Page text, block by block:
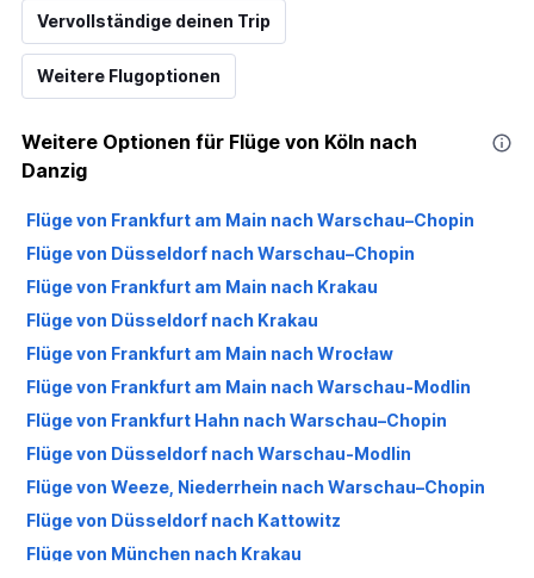
Vervollständige deinen Trip
Weitere Flugoptionen
Weitere Optionen für Flüge von Köln nach
Danzig
Flüge von Frankfurt am Main nach Warschau–Chopin
Flüge von Düsseldorf nach Warschau–Chopin
Flüge von Frankfurt am Main nach Krakau
Flüge von Düsseldorf nach Krakau
Flüge von Frankfurt am Main nach Wrocław
Flüge von Frankfurt am Main nach Warschau-Modlin
Flüge von Frankfurt Hahn nach Warschau–Chopin
Flüge von Düsseldorf nach Warschau-Modlin
Flüge von Weeze, Niederrhein nach Warschau–Chopin
Flüge von Düsseldorf nach Kattowitz
Flüge von München nach Krakau